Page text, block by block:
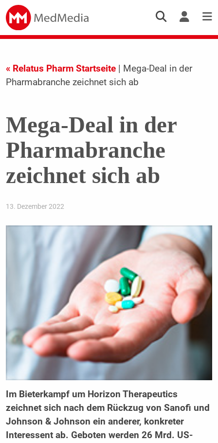
« Relatus Pharm Startseite| Mega-Deal in der
Pharmabranche zeichnet sich ab
Mega-Deal in der
Pharmabranche
zeichnet sich ab
13. Dezember 2022
Im Bieterkampf um Horizon Therapeutics
zeichnet sich nach dem Rückzug von Sanofi und
Johnson & Johnson ein anderer, konkreter
Interessent ab. Geboten werden 26 Mrd. US-